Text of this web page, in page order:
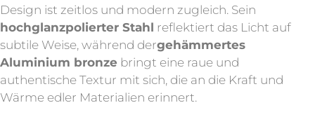
Design ist zeitlos und modern zugleich. Sein
hochglanzpolierter Stahl reflektiert das Licht auf
subtile Weise, während dergehämmertes
Aluminium bronze bringt eine raue und
authentische Textur mit sich, die an die Kraft und
Wärme edler Materialien erinnert.